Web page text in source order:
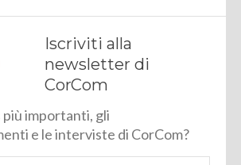
Iscriviti alla
newsletter di
CorCom
più importanti, gli
e le interviste di CorCom?